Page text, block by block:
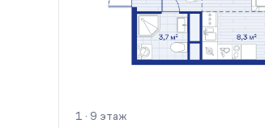
1 · 9 этаж